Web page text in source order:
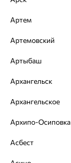
Каталог
Акции
Магазины
Покупателям
Артем
Артемовский
Артыбаш
Архангельск
Архангельское
Архипо-Осиповка
Асбест